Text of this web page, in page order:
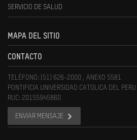
SERVICIO DE SALUD
MAPA DEL SITIO
CONTACTO
TELÉFONO: (51) 626-2000 , ANEXO 5581
PONTIFICIA UNIVERSIDAD CATOLICA DEL PERU
RUC: 20155945860
ENVIAR MENSAJE